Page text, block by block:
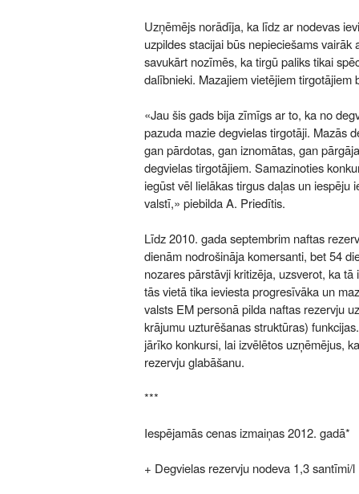
Uzņēmējs norādīja, ka līdz ar nodevas
uzpildes stacijai būs nepieciešams vairāk
savukārt nozīmēs, ka tirgū paliks tikai
dalībnieki. Mazajiem vietējiem tirgotājiem
«Jau šis gads bija zīmīgs ar to, ka no
pazuda mazie degvielas tirgotāji. Mazās
gan pārdotas, gan iznomātas, gan
degvielas tirgotājiem. Samazinoties
iegūst vēl lielākas tirgus daļas un iespēju
valstī,» piebilda A. Priedītis.
Līdz 2010. gada septembrim naftas
dienām nodrošināja komersanti, bet 54
nozares pārstāvji kritizēja, uzsverot, ka
tās vietā tika ieviesta progresīvāka un
valsts EM personā pilda naftas rezervju
krājumu uzturēšanas struktūras)
jārīko konkursi, lai izvēlētos uzņēmējus,
rezervju glabāšanu.
***
Iespējamās cenas izmaiņas 2012. gadā*
+ Degvielas rezervju nodeva 1,3 santīmi/l